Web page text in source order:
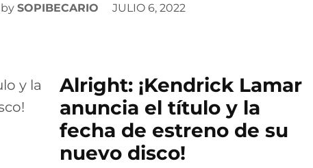
by SOPIBECARIO JULIO 6, 2022
Alright: ¡Kendrick Lamar
anuncia el título y la
fecha de estreno de su
nuevo disco!